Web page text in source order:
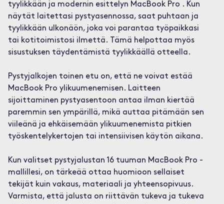
tyylikkään ja modernin esittelyn MacBook Pro . Kun
näytät laitettasi pystyasennossa, saat puhtaan ja
tyylikkään ulkonäön, joka voi parantaa työpaikkasi
tai kotitoimistosi ilmettä. Tämä helpottaa myös
sisustuksen täydentämistä tyylikkäällä otteella.
Pystyjalkojen toinen etu on, että ne voivat estää
MacBook Pro ylikuumenemisen. Laitteen
sijoittaminen pystyasentoon antaa ilman kiertää
paremmin sen ympärillä, mikä auttaa pitämään sen
viileänä ja ehkäisemään ylikuumenemista pitkien
työskentelykertojen tai intensiivisen käytön aikana.
Kun valitset pystyjalustan 16 tuuman MacBook Pro -
mallillesi, on tärkeää ottaa huomioon sellaiset
tekijät kuin vakaus, materiaali ja yhteensopivuus.
Varmista, että jalusta on riittävän tukeva ja tukeva